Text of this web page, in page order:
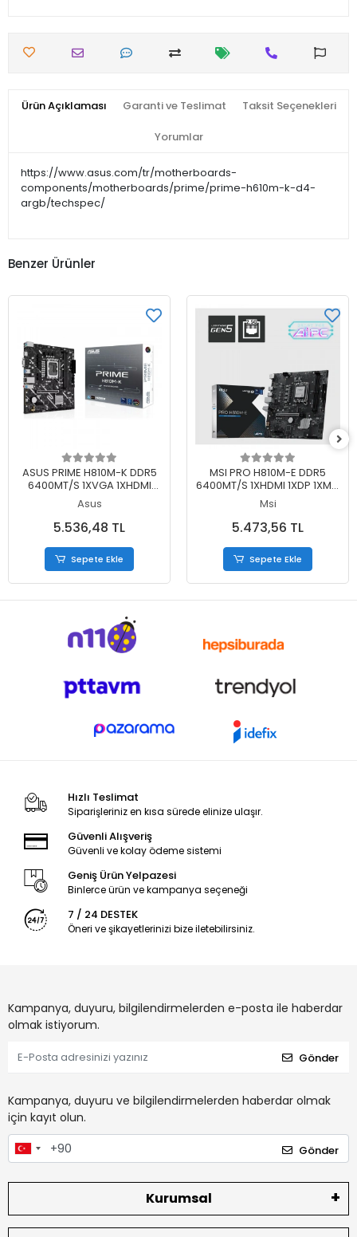
Ürün Açıklaması Garanti ve Teslimat Taksit Seçenekleri
Yorumlar
https://www.asus.com/tr/motherboards-
components/motherboards/prime/prime-h610m-k-d4-
argb/techspec/
Benzer Ürünler
Sepete Ekle
ASUS PRIME H810M-K DDR5
6400MT/S 1XVGA 1XHDMI
1XM.2 1851P MATX (INTEL
ULTRA PROCESSORS SERIES
2)
Asus
5.536,48 TL
Sepete Ekle
Sepete Ekle
MSI PRO H810M-E DDR5
6400MT/S 1XHDMI 1XDP 1XM.2
USB 3.2 MATX 1851P (INTEL
ULTRA PROCESSORS SERIES
2)
Msi
5.473,56 TL
Sepete Ekle
Hızlı Teslimat
Siparişleriniz en kısa sürede elinize ulaşır.
Güvenli Alışveriş
Güvenli ve kolay ödeme sistemi
Geniş Ürün Yelpazesi
Binlerce ürün ve kampanya seçeneği
7 / 24 DESTEK
Öneri ve şikayetlerinizi bize iletebilirsiniz.
Kampanya, duyuru, bilgilendirmelerden e-posta ile haberdar
olmak istiyorum.
Gönder
Kampanya, duyuru ve bilgilendirmelerden haberdar olmak
için kayıt olun.
Gönder
Kurumsal